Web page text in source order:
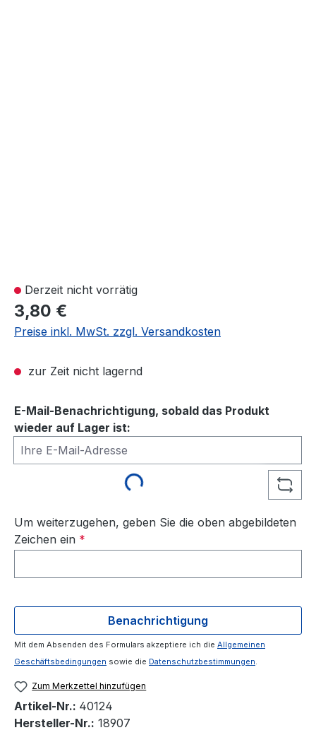
Derzeit nicht vorrätig
3,80 €
Preise inkl. MwSt. zzgl. Versandkosten
zur Zeit nicht lagernd
E-Mail-Benachrichtigung, sobald das Produkt
wieder auf Lager ist:
Ihre E-Mail-Adresse
Loading...
Um weiterzugehen, geben Sie die oben abgebildeten
Zeichen ein *
Benachrichtigung
Mit dem Absenden des Formulars akzeptiere ich die Allgemeinen
Geschäftsbedingungen sowie die Datenschutzbestimmungen.
Zum Merkzettel hinzufügen
Artikel-Nr.: 40124
Hersteller-Nr.: 18907